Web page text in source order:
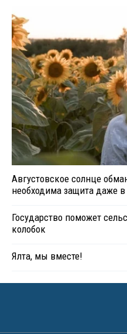
Августовское солнце
необходима защита даже
Государство поможет
колобок
Ялта, мы вместе!